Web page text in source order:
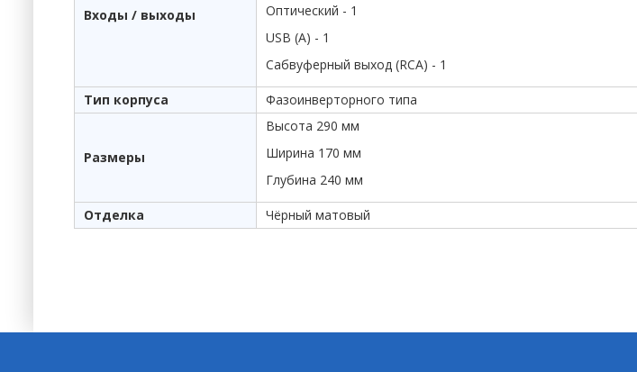
Входы / выходы
Оптический - 1
USB (A) - 1
Сабвуферный выход (RCA) - 1
Тип корпуса Фазоинверторного типа
Размеры
Высота 290 мм
Ширина 170 мм
Глубина 240 мм
Отделка Чёрный матовый